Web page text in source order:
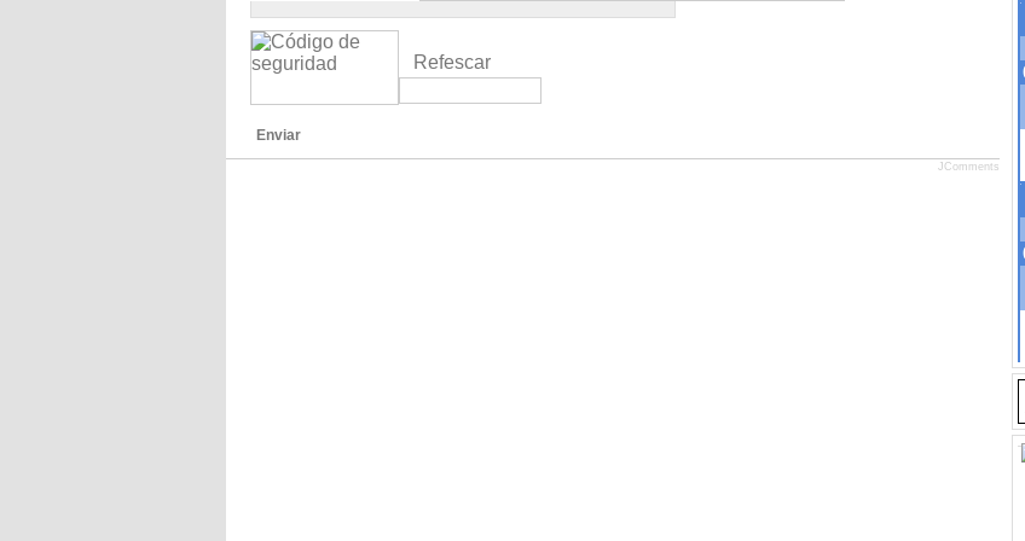
Refescar
Enviar
JComments